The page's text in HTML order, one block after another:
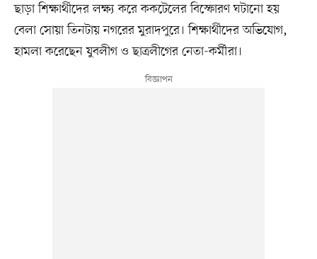
ছাড়া শিক্ষার্থীদের লক্ষ্য করে ককটেলের বিস্ফোরণ ঘটানো হয়
বেলা সোয়া তিনটায় নগরের মুরাদপুরে। শিক্ষার্থীদের অভিযোগ,
হামলা করেছেন যুবলীগ ও ছাত্রলীগের নেতা-কর্মীরা।